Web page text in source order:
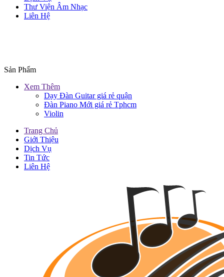
Thư Viện Âm Nhạc
Liên Hệ
Sản Phẩm
Xem Thêm
Dạy Đàn Guitar giá rẻ quận
Đàn Piano Mới giá rẻ Tphcm
Violin
Trang Chủ
Giới Thiệu
Dịch Vụ
Tin Tức
Liên Hệ